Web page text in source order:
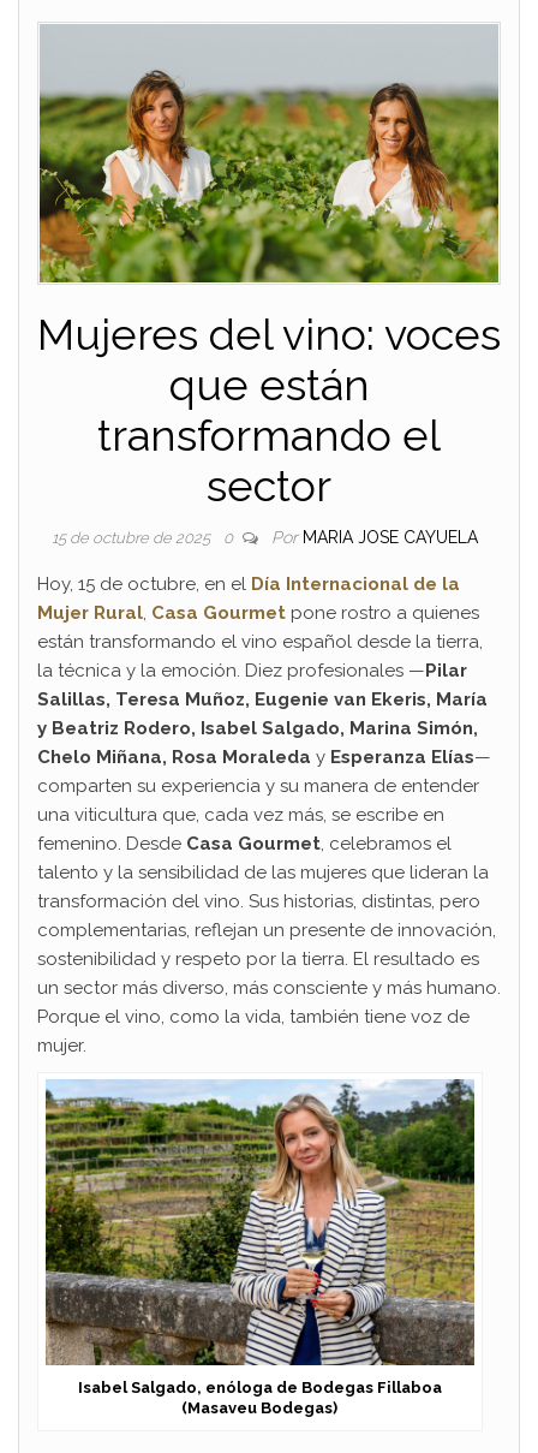
Mujeres del vino: voces
que están
transformando el
sector
15 de octubre de 2025 0 Por MARIA JOSE CAYUELA
Hoy, 15 de octubre, en el Día Internacional de la
Mujer Rural, Casa Gourmet pone rostro a quienes
están transformando el vino español desde la tierra,
la técnica y la emoción. Diez profesionales —Pilar
Salillas, Teresa Muñoz, Eugenie van Ekeris, María
y Beatriz Rodero, Isabel Salgado, Marina Simón,
Chelo Miñana, Rosa Moraleda y Esperanza Elías—
comparten su experiencia y su manera de entender
una viticultura que, cada vez más, se escribe en
femenino. Desde Casa Gourmet, celebramos el
talento y la sensibilidad de las mujeres que lideran la
transformación del vino. Sus historias, distintas, pero
complementarias, reflejan un presente de innovación,
sostenibilidad y respeto por la tierra. El resultado es
un sector más diverso, más consciente y más humano.
Porque el vino, como la vida, también tiene voz de
mujer.
Isabel Salgado, enóloga de Bodegas Fillaboa
(Masaveu Bodegas)